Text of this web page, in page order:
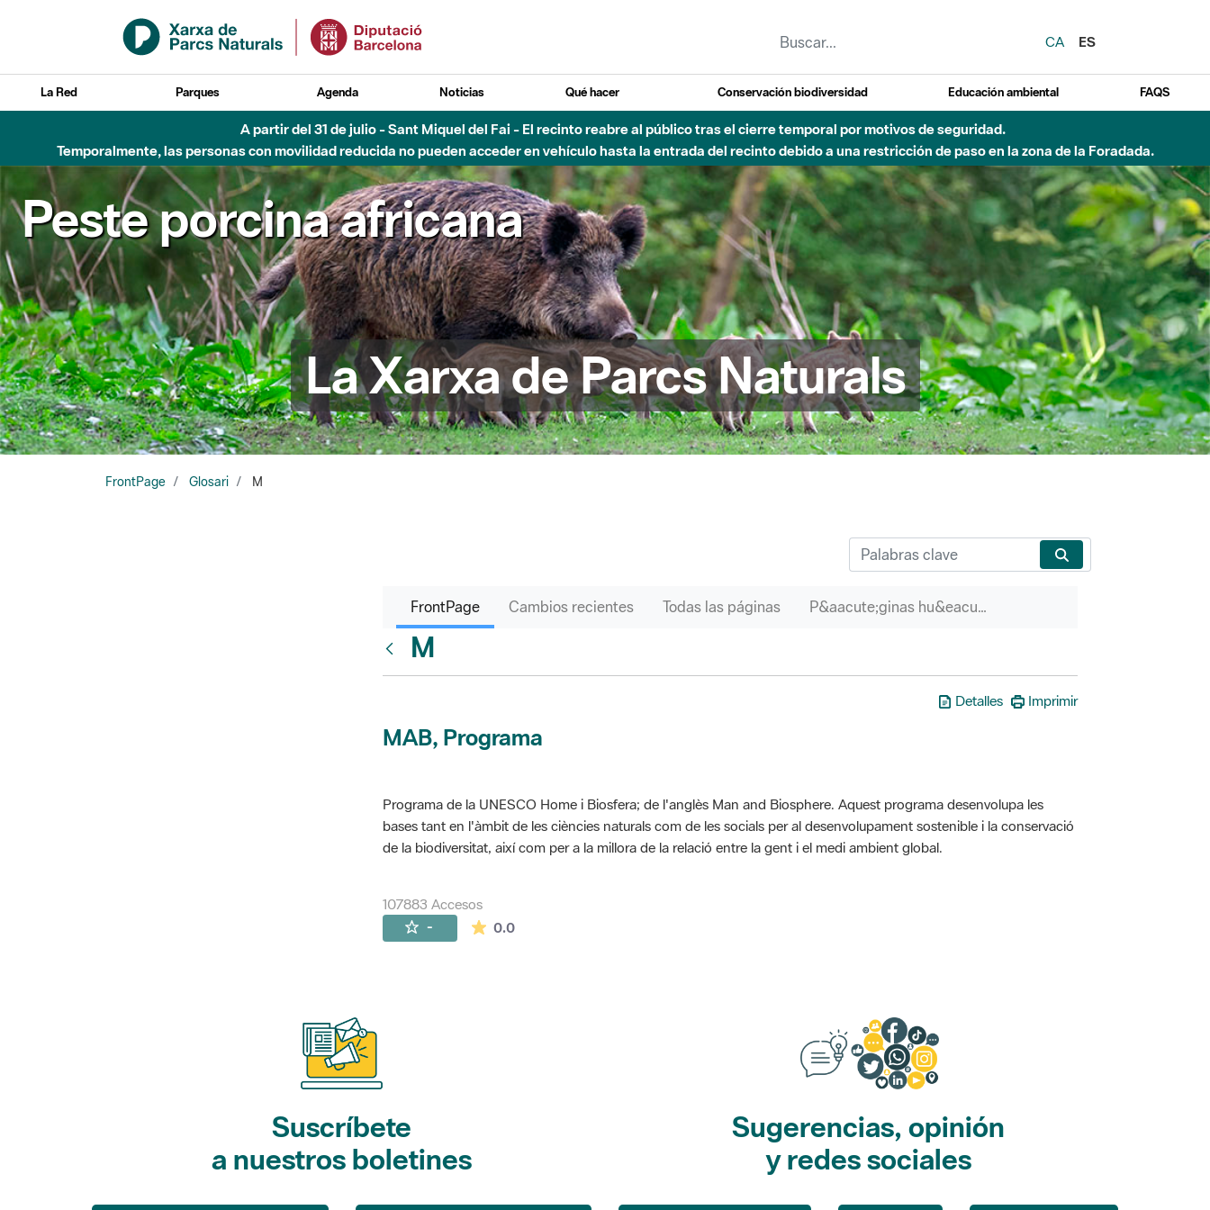
Saltar al contenido principal
CA
ES
La Red Parques Agenda Noticias Qué hacer Conservación biodiversidad Educación ambiental FAQS
A partir del 31 de julio - Sant Miquel del Fai - El recinto reabre al público tras el cierre temporal por motivos de seguridad.
Temporalmente, las personas con movilidad reducida no pueden acceder en vehículo hasta la entrada del recinto debido a una restricción de paso en la zona de la Foradada.
Peste porcina africana
La Xarxa de Parcs Naturals
FrontPage Glosari M
FrontPage Cambios recientes Todas las páginas P&aacute;ginas hu&eacute;rfanas
M
Detalles Imprimir
MAB, Programa
Programa de la UNESCO Home i Biosfera; de l'anglès Man and Biosphere. Aquest programa desenvolupa les
bases tant en l'àmbit de les ciències naturals com de les socials per al desenvolupament sostenible i la conservació
de la biodiversitat, així com per a la millora de la relació entre la gent i el medi ambient global.
107883 Accesos
- 0.0La valoración media es de 0 estrellas de 5.
Suscríbete
a nuestros boletines
Sugerencias, opinión
y redes sociales